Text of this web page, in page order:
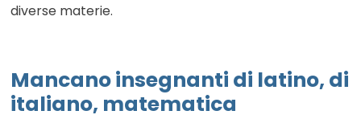
diverse materie.
Mancano insegnanti di latino, di
italiano, matematica